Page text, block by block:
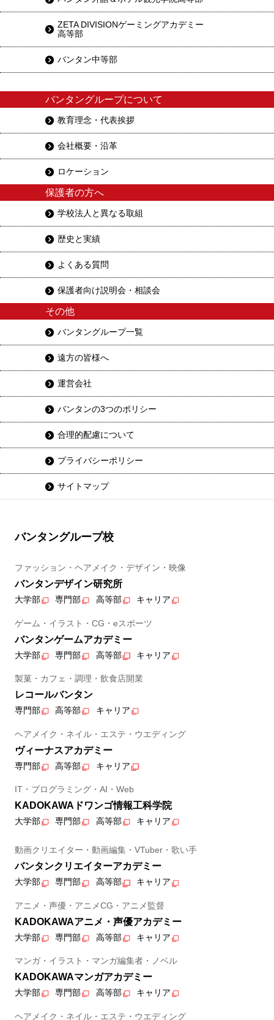
ZETA DIVISIONゲーミングアカデミー
高等部
バンタン中等部
バンタングループについて
教育理念・代表挨拶
会社概要・沿革
ロケーション
保護者の方へ
学校法人と異なる取組
歴史と実績
よくある質問
保護者向け説明会・相談会
その他
バンタングループ一覧
遠方の皆様へ
運営会社
バンタンの3つのポリシー
合理的配慮について
プライバシーポリシー
サイトマップ
バンタングループ校
ファッション・ヘアメイク・デザイン・映像
バンタンデザイン研究所
大学部 専門部 高等部 キャリア
ゲーム・イラスト・CG・eスポーツ
バンタンゲームアカデミー
大学部 専門部 高等部 キャリア
製菓・カフェ・調理・飲食店開業
レコールバンタン
専門部 高等部 キャリア
ヘアメイク・ネイル・エステ・ウエディング
ヴィーナスアカデミー
専門部 高等部 キャリア
IT・プログラミング・AI・Web
KADOKAWAドワンゴ情報工科学院
大学部 専門部 高等部 キャリア
動画クリエイター・動画編集・VTuber・歌い手
バンタンクリエイターアカデミー
大学部 専門部 高等部 キャリア
アニメ・声優・アニメCG・アニメ監督
KADOKAWAアニメ・声優アカデミー
大学部 専門部 高等部 キャリア
マンガ・イラスト・マンガ編集者・ノベル
KADOKAWAマンガアカデミー
大学部 専門部 高等部 キャリア
ヘアメイク・ネイル・エステ・ウエディング